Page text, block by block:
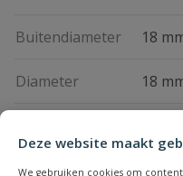
Deze website maakt
We gebruiken cookies om
Buitendiameter 18
Diameter 18
Kleur zwart